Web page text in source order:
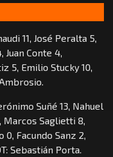
11, José Peralta 5,
Juan Conte 4,
5, Emilio Stucky 10,
Suñé 13, Nahuel
Marcos Saglietti 8,
Facundo Sanz 2,
Sebastián Porta.